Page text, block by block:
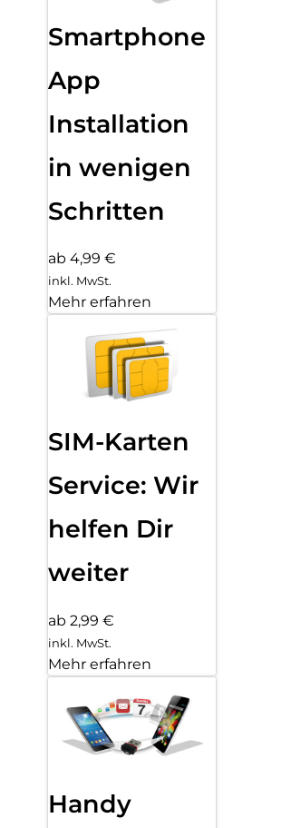
Smartphone
App
Installation
in wenigen
Schritten
ab 4,99 €
inkl. MwSt.
Mehr erfahren
SIM-Karten
Service: Wir
helfen Dir
weiter
ab 2,99 €
inkl. MwSt.
Mehr erfahren
Handy